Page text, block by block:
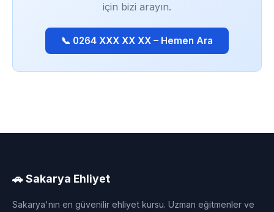
için bizi arayın.
📞 0264 XXX XX XX – Hemen Ara
🚗 Sakarya Ehliyet
Sakarya'nın en güvenilir ehliyet kursu. Uzman eğitmenler ve